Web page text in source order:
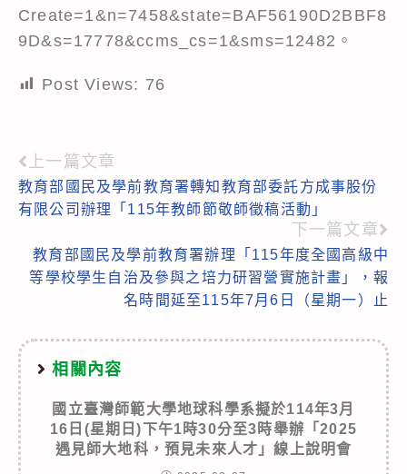
Create=1&n=7458&state=BAF56190D2BBF8
9D&s=17778&ccms_cs=1&sms=12482。
Post Views: 76
Read
more
上一篇文章
教育部國民及學前教育署轉知教育部委託方成事股份
有限公司辦理「115年教師節敬師徵稿活動」
下一篇文章
教育部國民及學前教育署辦理「115年度全國高級中
等學校學生自治及參與之培力研習營實施計畫」，報
名時間延至115年7月6日（星期一）止
相關內容
國立臺灣師範大學地球科學系擬於114年3月
16日(星期日)下午1時30分至3時舉辦「2025
遇見師大地科，預見未來人才」線上說明會